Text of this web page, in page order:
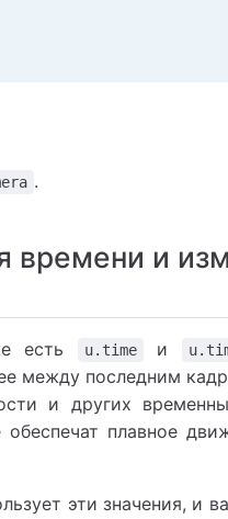
.
времени и
есть u.time и
между последним
и других
плавное
эти значения, и